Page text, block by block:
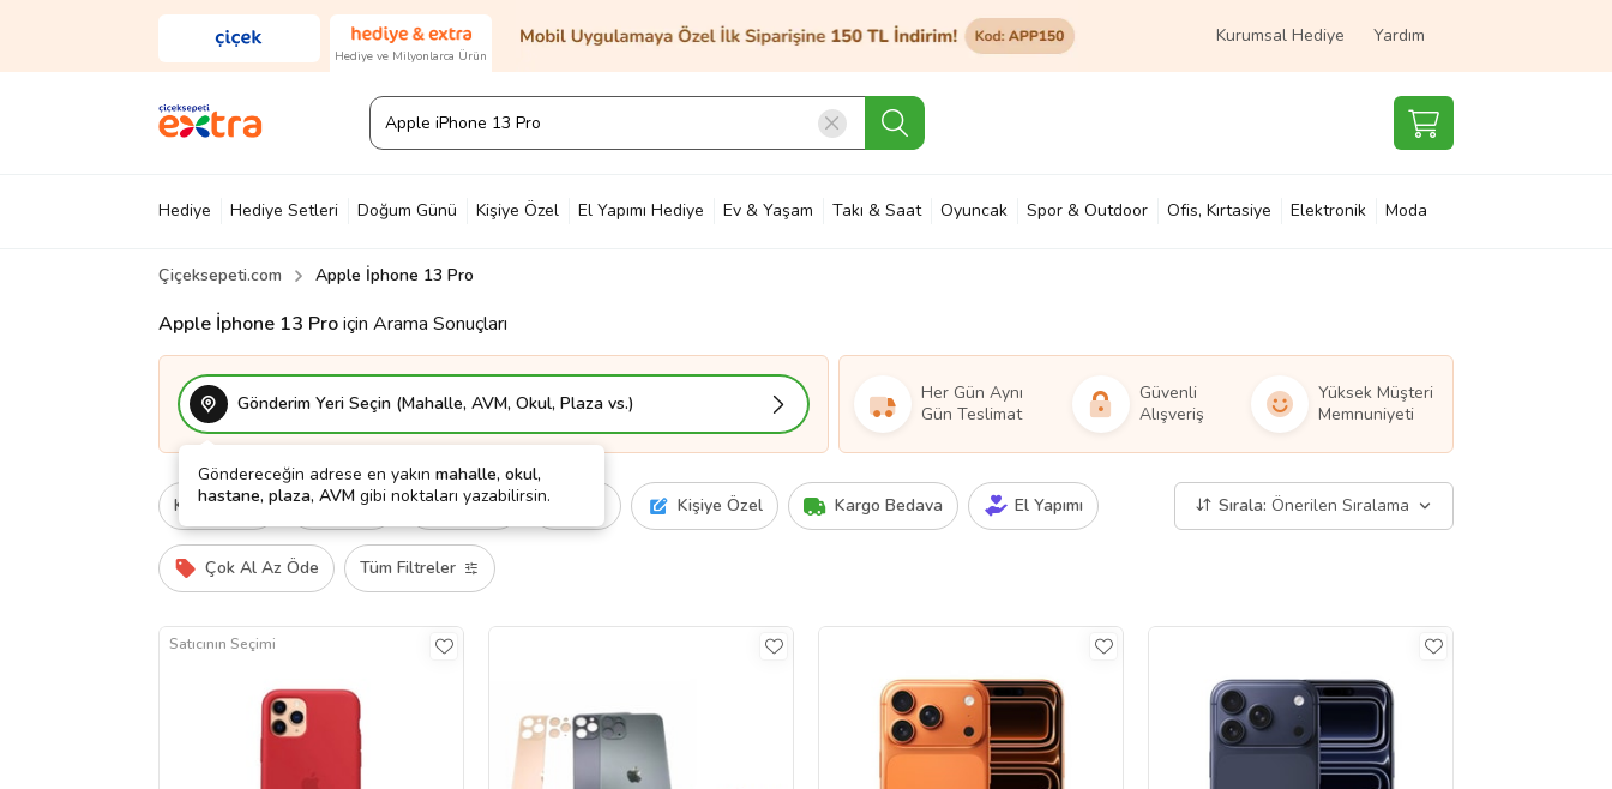
Hediye ve Milyonlarca Ürün
Kurumsal Hediye Yardım
Hediye Hediye Setleri Doğum Günü Kişiye Özel El Yapımı Hediye Ev & Yaşam Takı & Saat Oyuncak Spor & Outdoor Ofis, Kırtasiye Elektronik Moda
Diğer Ayakkabı & Çanta Parfüm Yapı Market & Bahçe
Çiçeksepeti.com Apple İphone 13 Pro
Apple İphone 13 Proiçin Arama Sonuçları
Gönderim Yeri Seçin (Mahalle, AVM, Okul, Plaza vs.)
Göndereceğin adrese en yakın mahalle, okul,
hastane, plaza, AVM gibi noktaları yazabilirsin.
Her Gün Aynı
Gün Teslimat
Güvenli
Alışveriş
Yüksek Müşteri
Memnuniyeti
Kategori Ne İçin Cinsiyet Fiyat Kişiye Özel Kargo Bedava El Yapımı
Çok Al Az Öde Tüm Filtreler
Sırala: Önerilen Sıralama
Satıcının Seçimi